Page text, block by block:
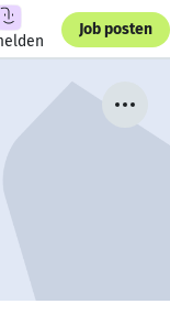
Job posten